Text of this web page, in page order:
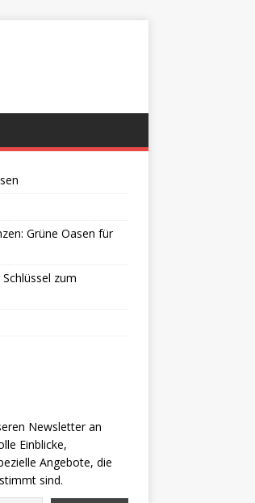
Grüne Oasen für
zum
Newsletter an
Einblicke,
Angebote, die
sind.